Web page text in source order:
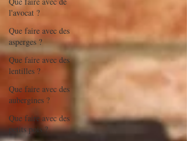
l'avocat ?
Que faire avec des
asperges ?
Que faire avec des
lentilles ?
Que faire avec des
aubergines ?
Que faire avec des
petits pois ?